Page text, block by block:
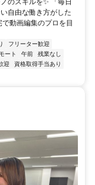
のスキルを✨ 「毎日
自由な働き方がした
動画編集のプロを目
フリーター歓迎
ート 午前
残業なし
迎
資格取得手当あり